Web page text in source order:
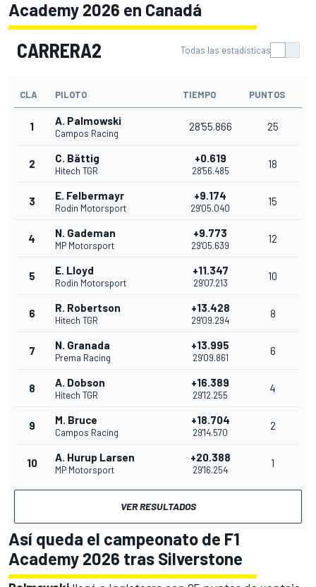
Academy 2026 en Canadá
CARRERA2 Todas las estadísticas
CLA PILOTO TIEMPO PUNTOS
1 A. Palmowski
Campos Racing
28'55.866 25
2 C. Bättig
Hitech TGR
+0.619
28'56.485
18
3 E. Felbermayr
Rodin Motorsport
+9.174
29'05.040
15
4 N. Gademan
MP Motorsport
+9.773
29'05.639
12
5 E. Lloyd
Rodin Motorsport
+11.347
29'07.213
10
6 R. Robertson
Hitech TGR
+13.428
29'09.294
8
7 N. Granada
Prema Racing
+13.995
29'09.861
6
8 A. Dobson
Hitech TGR
+16.389
29'12.255
4
9 M. Bruce
Campos Racing
+18.704
29'14.570
2
10 A. Hurup Larsen
MP Motorsport
+20.388
29'16.254
1
VER RESULTADOS
Así queda el campeonato de F1
Academy 2026 tras Silverstone